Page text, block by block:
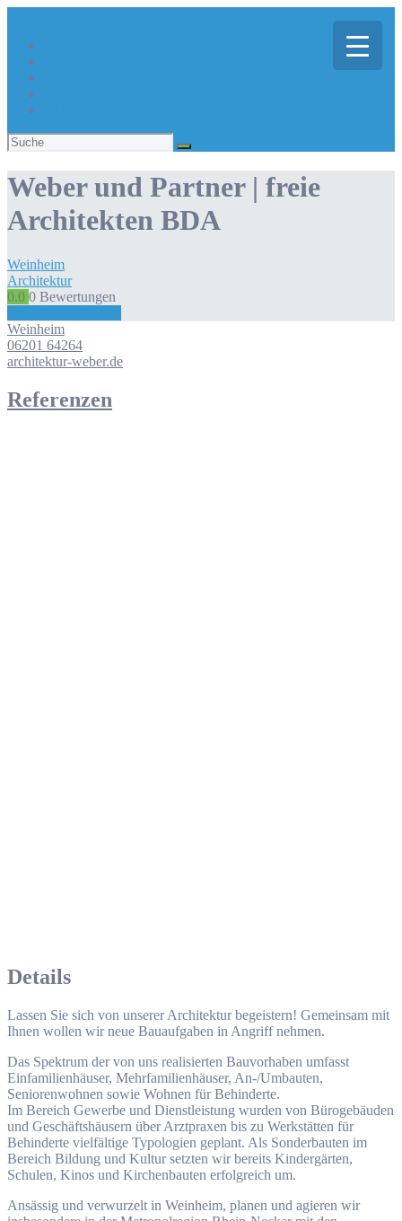
Suchen
nach:
Weber und Partner | freie
Architekten BDA
Weinheim
Architektur
0.0 0 Bewertungen
Weinheim
06201 64264
architektur-weber.de
Referenzen
Details
Lassen Sie sich von unserer Architektur begeistern! Gemeinsam mit
Ihnen wollen wir neue Bauaufgaben in Angriff nehmen.
Das Spektrum der von uns realisierten Bauvorhaben umfasst
Einfamilienhäuser, Mehrfamilienhäuser, An-/Umbauten,
Seniorenwohnen sowie Wohnen für Behinderte.
Im Bereich Gewerbe und Dienstleistung wurden von Bürogebäuden
und Geschäftshäusern über Arztpraxen bis zu Werkstätten für
Behinderte vielfältige Typologien geplant. Als Sonderbauten im
Bereich Bildung und Kultur setzten wir bereits Kindergärten,
Schulen, Kinos und Kirchenbauten erfolgreich um.
Ansässig und verwurzelt in Weinheim, planen und agieren wir